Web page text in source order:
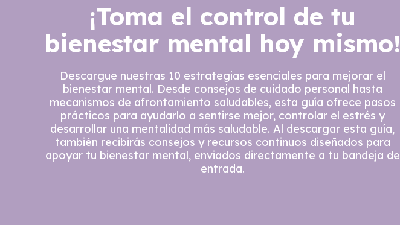
¡Toma el control de tu
bienestar mental hoy mismo!
Descargue nuestras 10 estrategias esenciales para mejorar el
bienestar mental. Desde consejos de cuidado personal hasta
mecanismos de afrontamiento saludables, esta guía ofrece pasos
prácticos para ayudarlo a sentirse mejor, controlar el estrés y
desarrollar una mentalidad más saludable. Al descargar esta guía,
también recibirás consejos y recursos continuos diseñados para
apoyar tu bienestar mental, enviados directamente a tu bandeja de
entrada.